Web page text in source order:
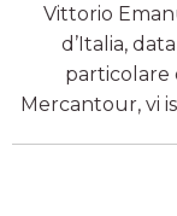
Vittorio
d’Italia,
particolare
Mercantour, vi